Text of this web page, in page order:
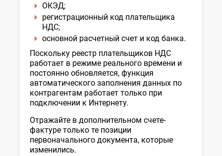
ОКЭД;
регистрационный код плательщика
НДС;
основной расчетный счет и код банка.
Поскольку реестр плательщиков НДС
работает в режиме реального времени и
постоянно обновляется, функция
автоматического заполнения данных по
контрагентам работает только при
подключении к Интернету.
Отражайте в дополнительном счете-
фактуре только те позиции
первоначального документа, которые
изменились.